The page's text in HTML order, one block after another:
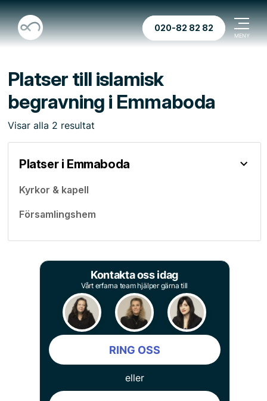
020-82 82 82
Platser till islamisk
begravning i Emmaboda
Visar alla 2 resultat
Platser i Emmaboda
Kyrkor & kapell
Församlingshem
Kontakta oss idag
Vårt erfarna team hjälper gärna till
RING OSS
eller